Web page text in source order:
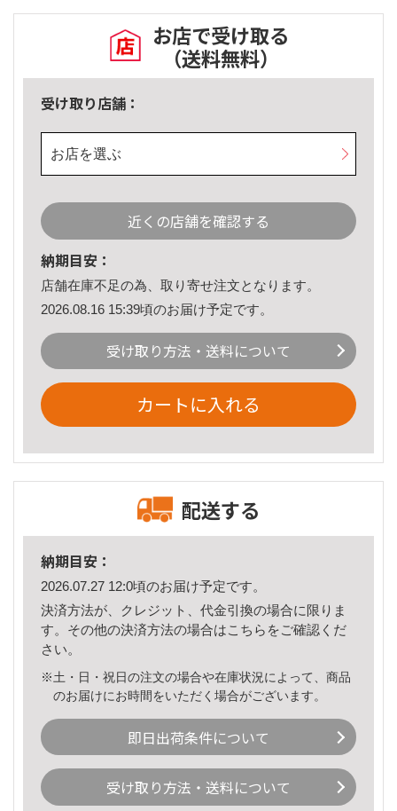
お店で受け取る
（送料無料）
受け取り店舗：
お店を選ぶ
近くの店舗を確認する
納期目安：
店舗在庫不足の為、取り寄せ注文となります。
2026.08.16 15:39頃のお届け予定です。
受け取り方法・送料について
カートに入れる
配送する
納期目安：
2026.07.27 12:0頃のお届け予定です。
決済方法が、クレジット、代金引換の場合に限りま
す。その他の決済方法の場合はこちら をご確認くだ
さい。
※土・日・祝日の注文の場合や在庫状況によって、商品
のお届けにお時間をいただく場合がございます。
即日出荷条件について
受け取り方法・送料について